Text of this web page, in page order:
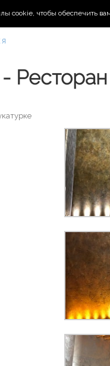
cookie, чтобы обеспечить